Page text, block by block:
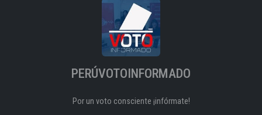
PERÚVOTOINFORMADO
Por un voto consciente ¡infórmate!